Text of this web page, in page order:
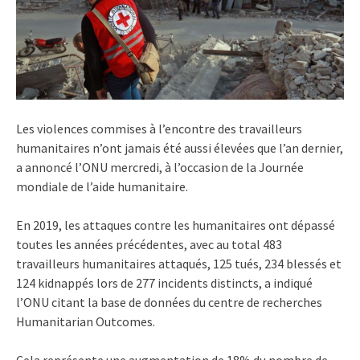
Les violences commises à l’encontre des travailleurs
humanitaires n’ont jamais été aussi élevées que l’an dernier,
a annoncé l’ONU mercredi, à l’occasion de la Journée
mondiale de l’aide humanitaire.
En 2019, les attaques contre les humanitaires ont dépassé
toutes les années précédentes, avec au total 483
travailleurs humanitaires attaqués, 125 tués, 234 blessés et
124 kidnappés lors de 277 incidents distincts, a indiqué
l’ONU citant la base de données du centre de recherches
Humanitarian Outcomes.